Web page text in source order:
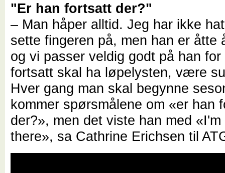
"Er han fortsatt der?"
– Man håper alltid. Jeg har ikke
sette fingeren på, men han er åtte
og vi passer veldig godt på han for
fortsatt skal ha løpelysten, være
Hver gang man skal begynne
kommer spørsmålene om «er han
der?», men det viste han med
there», sa Cathrine Erichsen til